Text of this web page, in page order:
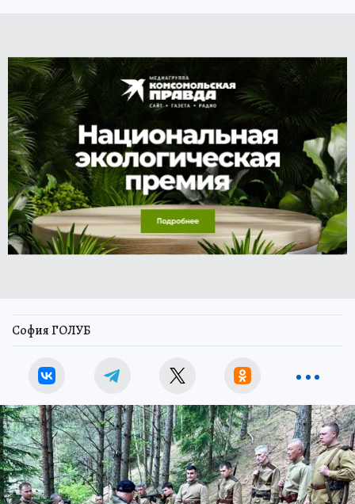
София ГОЛУБ